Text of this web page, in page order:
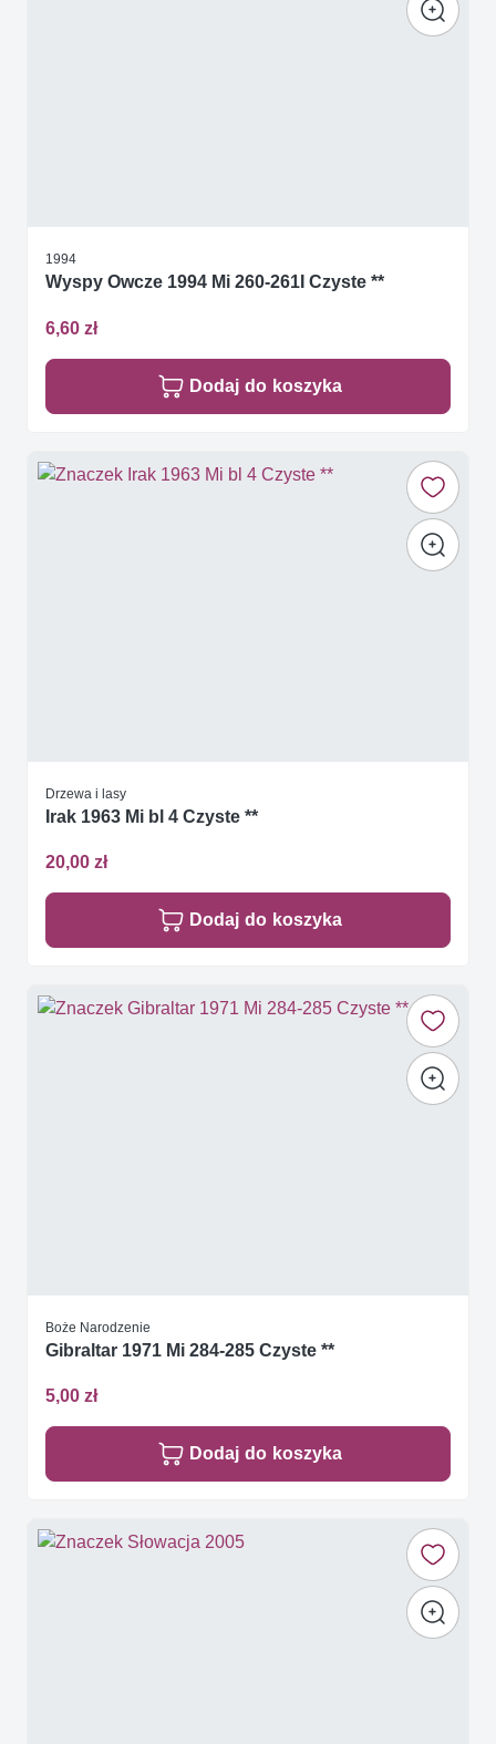
1994
Wyspy Owcze 1994 Mi 260-261I Czyste **
6,60 zł
Dodaj do koszyka
Drzewa i lasy
Irak 1963 Mi bl 4 Czyste **
20,00 zł
Dodaj do koszyka
Boże Narodzenie
Gibraltar 1971 Mi 284-285 Czyste **
5,00 zł
Dodaj do koszyka